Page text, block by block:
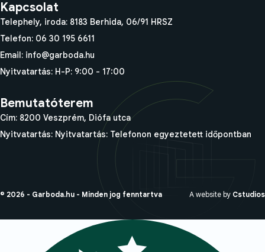
Kapcsolat
Telephely, iroda: 8183 Berhida, 06/91 HRSZ
Telefon: 06 30 195 6611
Email: info@garboda.hu
Nyitvatartás: H-P: 9:00 - 17:00
Bemutatóterem
Cím: 8200 Veszprém, Diófa utca
Nyitvatartás: Nyitvatartás: Telefonon egyeztetett időpontban
© 2026 - Garboda.hu - Minden jog fenntartva A website by Cstudios